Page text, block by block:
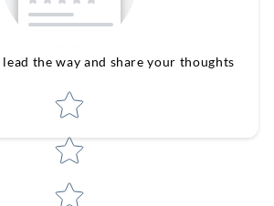
the way and share your thoughts
Star rating